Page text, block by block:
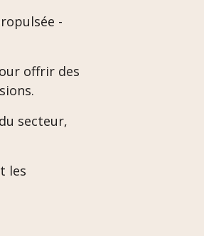
-
offrir des
secteur,
les